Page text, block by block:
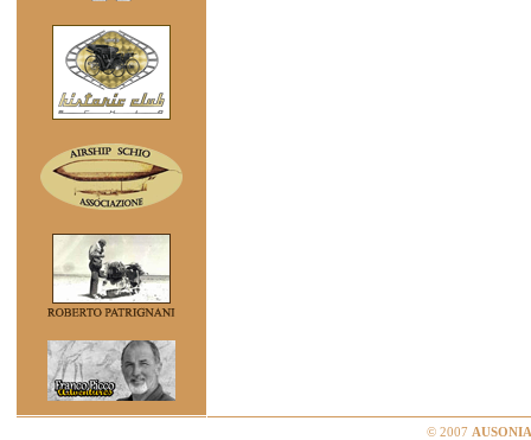
© 2007